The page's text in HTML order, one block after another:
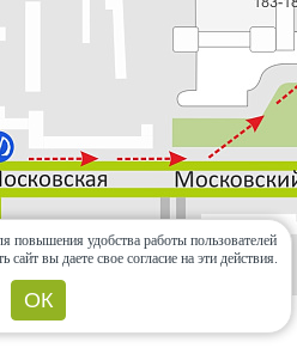
повышения удобства работы пользователей
сайт вы даете свое согласие на эти действия.
ОК